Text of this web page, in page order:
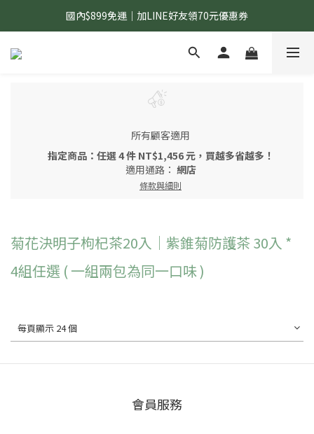
國內$899免運｜加LINE好友領70元優惠券
國內$899免運｜加LINE好友領70元優惠券
訂單滿$1,200｜送好日隨行冷水瓶 (贈完為止)
所有顧客適用
指定商品：任選 4 件 NT$1,456 元，買越多省越多！
適用通路： 網店
條款與細則
菊花決明子枸杞茶20入｜紫錐菊防護茶 30入 *
4組任選 ( 一組兩包為同一口味 )
每頁顯示 24 個
會員服務